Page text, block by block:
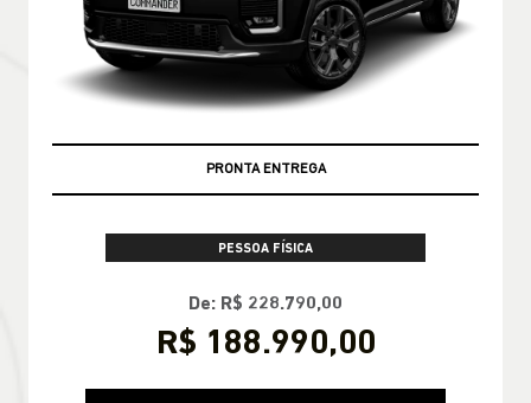
PRONTA ENTREGA
PESSOA FÍSICA
De: R$ 228.790,00
R$ 188.990,00